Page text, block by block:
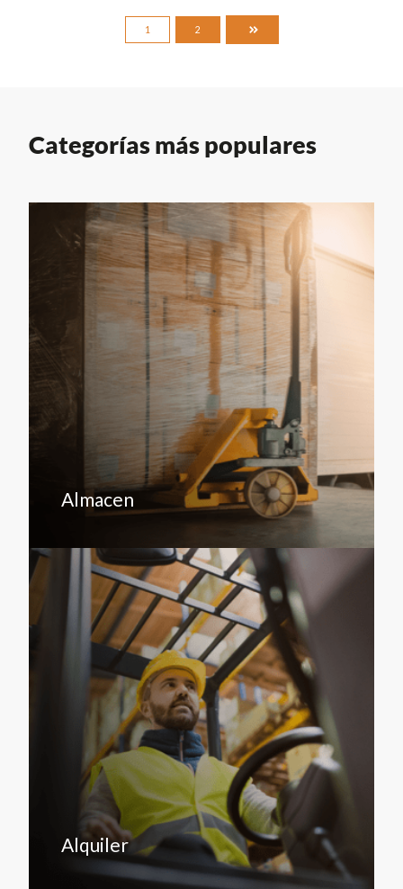
1 2 ÚLTIMA
Categorías más populares
Almacen
Alquiler